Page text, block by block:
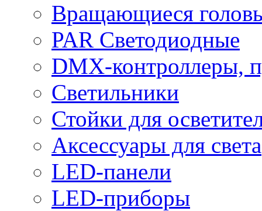
Вращающиеся
PAR Светодиодные
DMX-контроллеры,
Светильники
Стойки для
Аксессуары для света
LED-панели
LED-приборы